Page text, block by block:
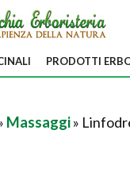
PRODOTTI
Massaggi»